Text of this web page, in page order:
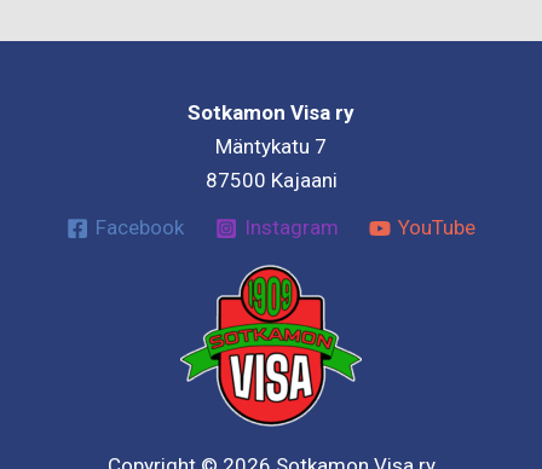
Sotkamon Visa ry
Mäntykatu 7
87500 Kajaani
Facebook
Instagram YouTube